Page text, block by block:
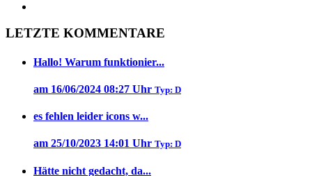
LETZTE KOMMENTARE
Hallo! Warum funktionier...
am 16/06/2024 08:27 Uhr Typ: D
es fehlen leider icons w...
am 25/10/2023 14:01 Uhr Typ: D
Hätte nicht gedacht, da...